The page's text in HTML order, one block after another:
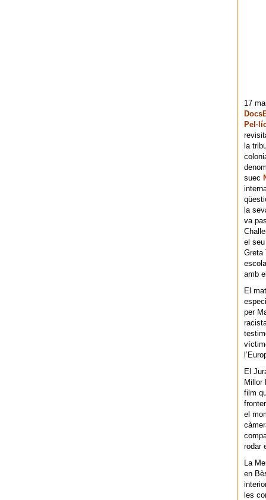
17
la
suec
la
va
el
Greta
amb
El
per
El
Millor
film
el
rodar
La
en
les